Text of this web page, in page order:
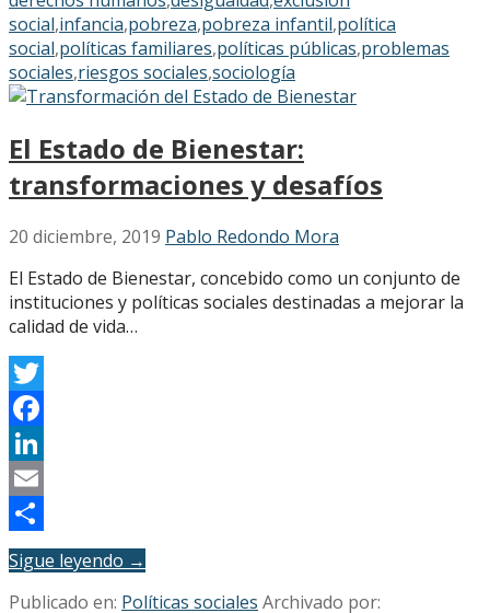
social,infancia,pobreza,pobreza infantil,política
social,políticas familiares,políticas públicas,problemas
sociales,riesgos sociales,sociología
El Estado de Bienestar:
transformaciones y desafíos
20 diciembre, 2019 Pablo Redondo Mora
El Estado de Bienestar, concebido como un conjunto de
instituciones y políticas sociales destinadas a mejorar la
calidad de vida…
Twitter
Facebook
LinkedIn
Email
Compartir
Sigue leyendo →
Publicado en: Políticas sociales Archivado por: